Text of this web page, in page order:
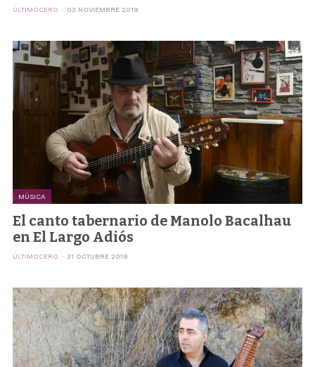
ÚLTIMOCERO 03 NOVIEMBRE 2019
MÚSICA
El canto tabernario de Manolo Bacalhau
en El Largo Adiós
ÚLTIMOCERO 31 OCTUBRE 2019